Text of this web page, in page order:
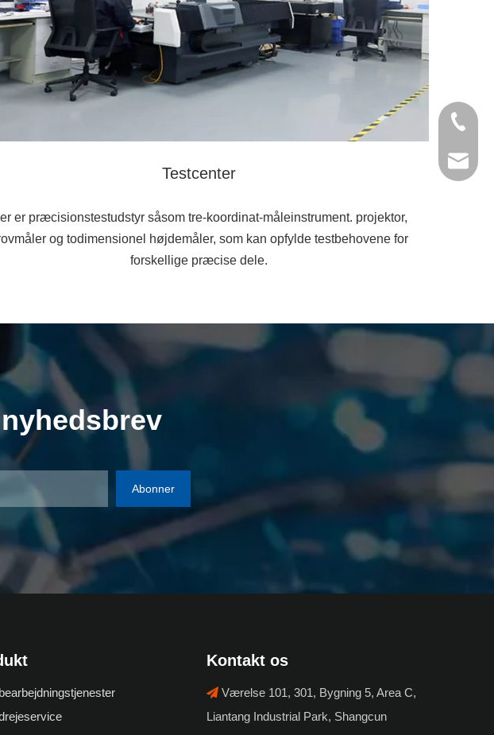
Testcenter
er præcisionstestudstyr såsom tre-koordinat-måleinstrument. projektor,
og todimensionel højdemåler, som kan opfylde testbehovene for
forskellige præcise dele.
Abonner
Kontakt os
 Værelse 101, 301, Bygning 5, Area C,
Liantang Industrial Park, Shangcun
+86-